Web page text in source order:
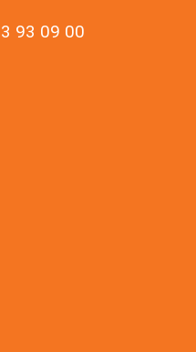
93 09 00